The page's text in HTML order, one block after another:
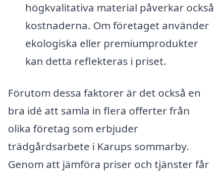
högkvalitativa material påverkar också
kostnaderna. Om företaget använder
ekologiska eller premiumprodukter
kan detta reflekteras i priset.
Förutom dessa faktorer är det också en
bra idé att samla in flera offerter från
olika företag som erbjuder
trädgårdsarbete i Karups sommarby.
Genom att jämföra priser och tjänster får